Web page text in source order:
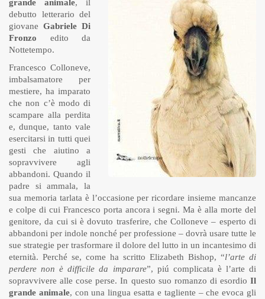
grande animale, il
debutto letterario del
giovane Gabriele Di
Fronzo edito da
Nottetempo.
Francesco Colloneve,
imbalsamatore per
mestiere, ha imparato
che non c’è modo di
scampare alla perdita
e, dunque, tanto vale
esercitarsi in tutti quei
gesti che aiutino a
sopravvivere agli
abbandoni. Quando il
padre si ammala, la
sua memoria tarlata è l’occasione per ricordare insieme mancanze
e colpe di cui Francesco porta ancora i segni. Ma è alla morte del
genitore, da cui si è dovuto trasferire, che Colloneve – esperto di
abbandoni per indole nonché per professione – dovrà usare tutte le
sue strategie per trasformare il dolore del lutto in un incantesimo di
eternità. Perché se, come ha scritto Elizabeth Bishop, “l’arte di
perdere non è difficile da imparare”, piú complicata è l’arte di
sopravvivere alle cose perse. In questo suo romanzo di esordio Il
grande animale, con una lingua esatta e tagliente – che evoca gli